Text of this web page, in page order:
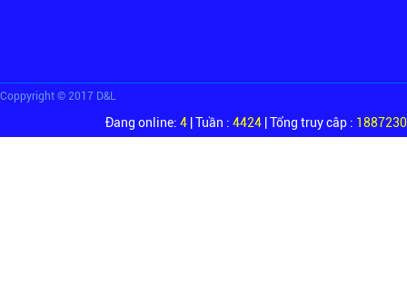
Coppyright © 2017 D&L
Đang online: 4 | Tuần : 4424 | Tổng truy câp : 1887230